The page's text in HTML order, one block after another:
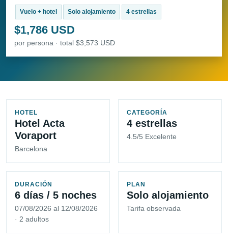
Vuelo + hotel Solo alojamiento 4 estrellas
$1,786 USD
por persona · total $3,573 USD
HOTEL
Hotel Acta
Voraport
Barcelona
CATEGORÍA
4 estrellas
4.5/5 Excelente
DURACIÓN
6 días / 5 noches
07/08/2026 al 12/08/2026
· 2 adultos
PLAN
Solo alojamiento
Tarifa observada